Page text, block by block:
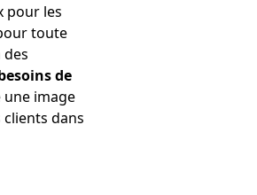
pour les
toute
des
de
une image
dans